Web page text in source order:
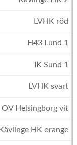
LVHK röd
H43 Lund 1
IK Sund 1
LVHK svart
OV Helsingborg vit
Kävlinge HK orange